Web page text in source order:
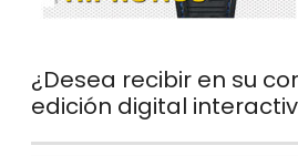
¿Desea recibir en su
edición digital